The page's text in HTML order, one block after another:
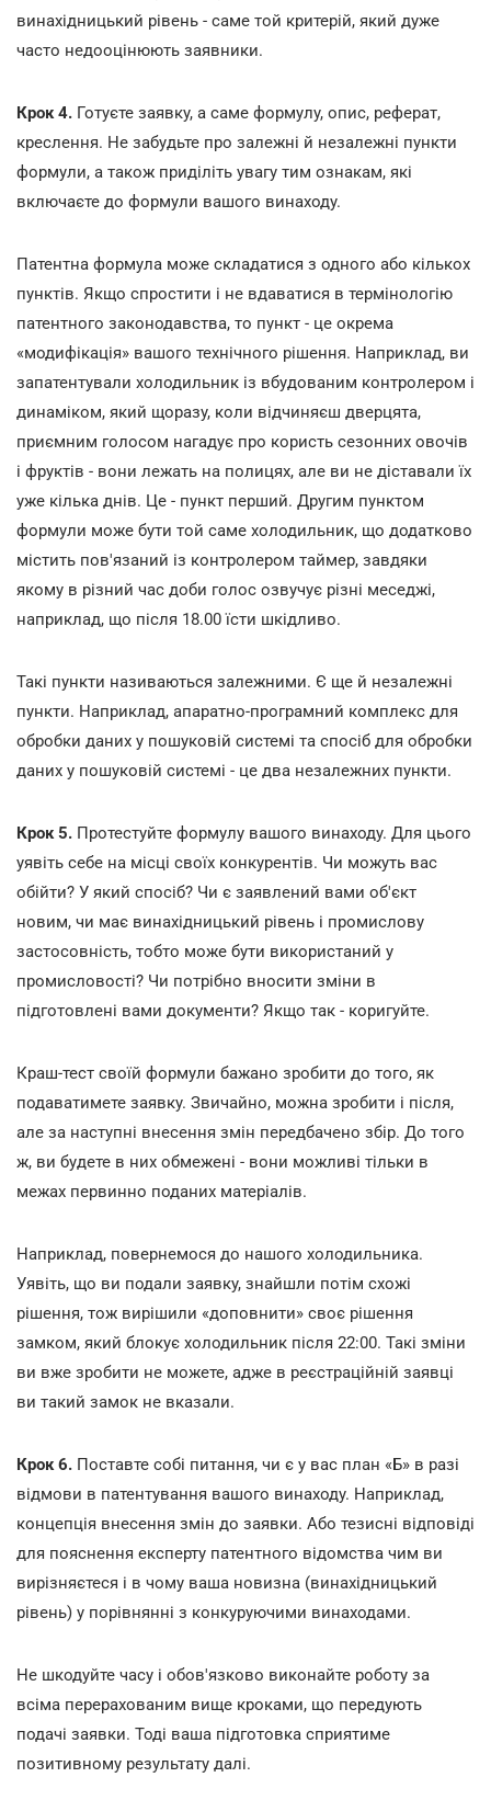
винахідницький рівень - саме той критерій, який дуже
часто недооцінюють заявники.
Крок 4. Готуєте заявку, а саме формулу, опис, реферат,
креслення. Не забудьте про залежні й незалежні пункти
формули, а також приділіть увагу тим ознакам, які
включаєте до формули вашого винаходу.
Патентна формула може складатися з одного або кількох
пунктів. Якщо спростити і не вдаватися в термінологію
патентного законодавства, то пункт - це окрема
«модифікація» вашого технічного рішення. Наприклад, ви
запатентували холодильник із вбудованим контролером і
динаміком, який щоразу, коли відчиняєш дверцята,
приємним голосом нагадує про користь сезонних овочів
і фруктів - вони лежать на полицях, але ви не діставали їх
уже кілька днів. Це - пункт перший. Другим пунктом
формули може бути той саме холодильник, що додатково
містить пов'язаний із контролером таймер, завдяки
якому в різний час доби голос озвучує різні меседжі,
наприклад, що після 18.00 їсти шкідливо.
Такі пункти називаються залежними. Є ще й незалежні
пункти. Наприклад, апаратно-програмний комплекс для
обробки даних у пошуковій системі та спосіб для обробки
даних у пошуковій системі - це два незалежних пункти.
Крок 5. Протестуйте формулу вашого винаходу. Для цього
уявіть себе на місці своїх конкурентів. Чи можуть вас
обійти? У який спосіб? Чи є заявлений вами об'єкт
новим, чи має винахідницький рівень і промислову
застосовність, тобто може бути використаний у
промисловості? Чи потрібно вносити зміни в
підготовлені вами документи? Якщо так - коригуйте.
Краш-тест своїй формули бажано зробити до того, як
подаватимете заявку. Звичайно, можна зробити і після,
але за наступні внесення змін передбачено збір. До того
ж, ви будете в них обмежені - вони можливі тільки в
межах первинно поданих матеріалів.
Наприклад, повернемося до нашого холодильника.
Уявіть, що ви подали заявку, знайшли потім схожі
рішення, тож вирішили «доповнити» своє рішення
замком, який блокує холодильник після 22:00. Такі зміни
ви вже зробити не можете, адже в реєстраційній заявці
ви такий замок не вказали.
Крок 6. Поставте собі питання, чи є у вас план «Б» в разі
відмови в патентування вашого винаходу. Наприклад,
концепція внесення змін до заявки. Або тезисні відповіді
для пояснення експерту патентного відомства чим ви
вирізняєтеся і в чому ваша новизна (винахідницький
рівень) у порівнянні з конкуруючими винаходами.
Не шкодуйте часу і обов'язково виконайте роботу за
всіма перерахованим вище кроками, що передують
подачі заявки. Тоді ваша підготовка сприятиме
позитивному результату далі.